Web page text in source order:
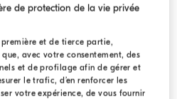
de protection de la vie privée
et de tierce partie,
avec votre consentement, des
et de profilage afin de gérer et
le trafic, d’en renforcer les
votre expérience, de vous fournir